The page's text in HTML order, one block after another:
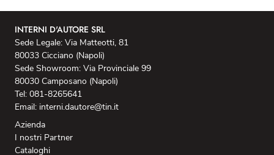
INTERNI D'AUTORE SRL
Sede Legale: Via Matteotti, 81
80033 Cicciano (Napoli)
Sede Showroom: Via Provinciale 99
80030 Camposano (Napoli)
Tel: 081-8265641
Email: interni.dautore@tin.it
Azienda
I nostri Partner
Cataloghi